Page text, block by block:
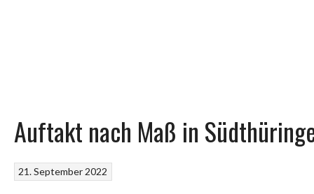
Auftakt nach Maß in
21. September 2022